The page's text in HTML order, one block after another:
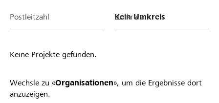
Postleitzahl Umkreis
Keine Projekte gefunden.
Wechsle zu «Organisationen», um die Ergebnisse dort
anzuzeigen.